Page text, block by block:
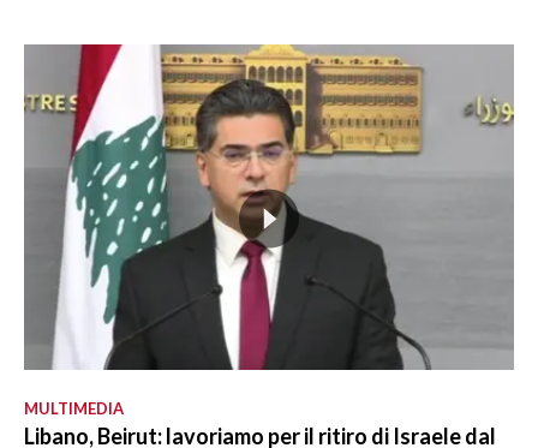
MULTIMEDIA
Libano, Beirut: lavoriamo per il ritiro di Israele dal